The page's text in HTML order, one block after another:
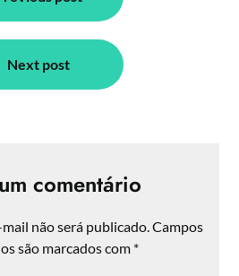
Next post
comentário
não será publicado.Campos
são marcados com *